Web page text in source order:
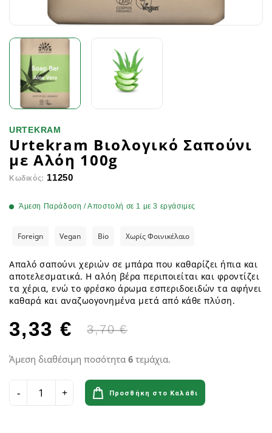
URTEKRAM
Urtekram Βιολογικό Σαπούνι
με Αλόη 100g
Κωδικός: 11250
Άμεση Παράδοση / Αποστολή σε 1 με 3 εργάσιμες
Foreign Vegan Bio Χωρίς Φοινικέλαιο
Απαλό σαπούνι χεριών σε μπάρα που καθαρίζει ήπια και
αποτελεσματικά. Η αλόη βέρα περιποιείται και φροντίζει
τα χέρια, ενώ το φρέσκο άρωμα εσπεριδοειδών τα αφήνει
καθαρά και αναζωογονημένα μετά από κάθε πλύση.
3,33 € 3,70 €
Άμεση διαθέσιμη ποσότητα 6 τεμάχια.
Προσθήκη στο Καλάθι